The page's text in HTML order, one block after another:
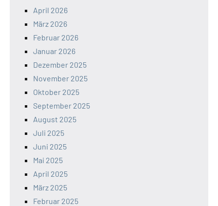
April 2026
März 2026
Februar 2026
Januar 2026
Dezember 2025
November 2025
Oktober 2025
September 2025
August 2025
Juli 2025
Juni 2025
Mai 2025
April 2025
März 2025
Februar 2025